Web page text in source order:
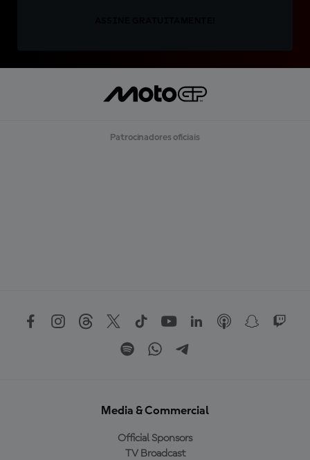
Patrocinadores oficiais
Media & Commercial
Official Sponsors
TV Broadcast